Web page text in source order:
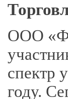
ООО
спектр
году.